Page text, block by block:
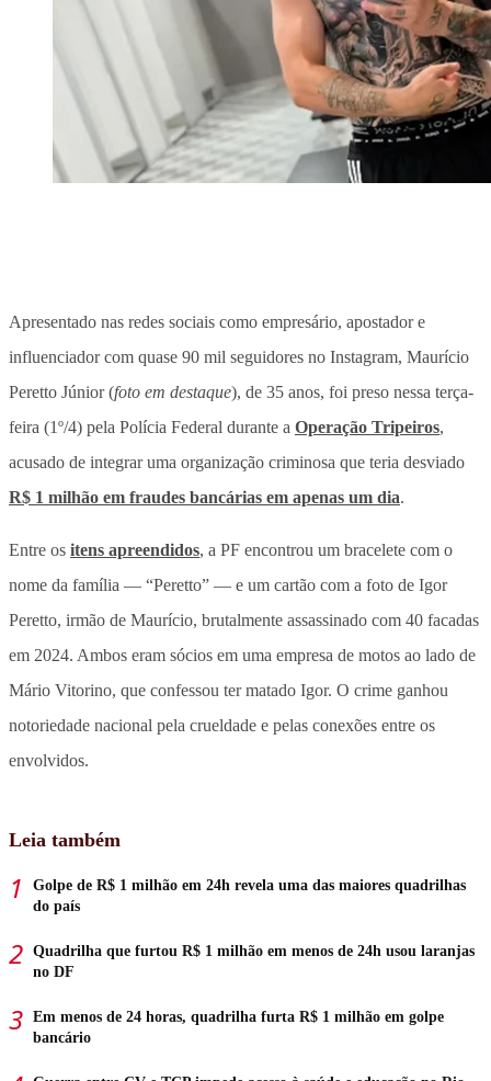
Apresentado nas redes sociais como empresário, apostador e
influenciador com quase 90 mil seguidores no Instagram, Maurício
Peretto Júnior (foto em destaque), de 35 anos, foi preso nessa terça-
feira (1º/4) pela Polícia Federal durante a Operação Tripeiros,
acusado de integrar uma organização criminosa que teria desviado
R$ 1 milhão em fraudes bancárias em apenas um dia.
Entre os itens apreendidos, a PF encontrou um bracelete com o
nome da família — “Peretto” — e um cartão com a foto de Igor
Peretto, irmão de Maurício, brutalmente assassinado com 40 facadas
em 2024. Ambos eram sócios em uma empresa de motos ao lado de
Mário Vitorino, que confessou ter matado Igor. O crime ganhou
notoriedade nacional pela crueldade e pelas conexões entre os
envolvidos.
Leia também
Golpe de R$ 1 milhão em 24h revela uma das maiores quadrilhas
do país
Quadrilha que furtou R$ 1 milhão em menos de 24h usou laranjas
no DF
Em menos de 24 horas, quadrilha furta R$ 1 milhão em golpe
bancário